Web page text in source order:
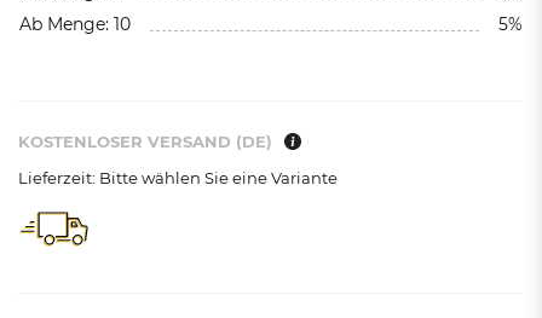
Ab Menge: 10
5%
KOSTENLOSER VERSAND (DE)
Lieferzeit: Bitte wählen Sie eine Variante